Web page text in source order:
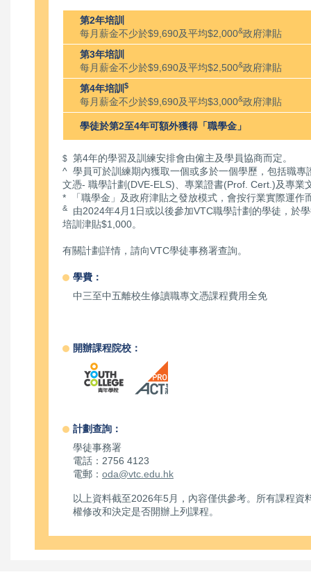
第2年培訓
每月薪金不少於$9,690及平均$2,000&政府津貼
第3年培訓
每月薪金不少於$9,690及平均$2,500&政府津貼
第4年培訓 $
每月薪金不少於$9,690及平均$3,000&政府津貼
學徒於第2至4年可額外獲得「職學金」
$
第4年的學習及訓練安排會由僱主及學員協商而定。
^ 學員可於訓練期內獲取一個或多於一個學歷，包括職專
文憑- 職學計劃(DVE-ELS)、專業證書(Prof. Cert.)及專業
* 「職學金」及政府津貼之發放模式，會按行業實際運作
&
由2024年4月1日或以後參加VTC職學計劃的學徒，於
培訓津貼$1,000。
有關計劃詳情，請向VTC學徒事務署查詢。
學費：
中三至中五離校生修讀職專文憑課程費用全免
開辦課程院校：
計劃查詢：
學徒事務署
電話：2756 4123
電郵： oda@vtc.edu.hk
以上資料截至2026年5月，內容僅供參考。所有課程資
權修改和決定是否開辦上列課程。